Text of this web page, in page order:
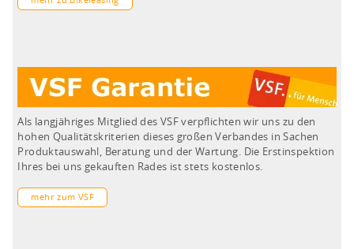
Als langjähriges Mitglied des VSF verpflichten wir uns zu den
hohen Qualitätskriterien dieses großen Verbandes in Sachen
Produktauswahl, Beratung und der Wartung. Die Erstinspektion
Ihres bei uns gekauften Rades ist stets kostenlos.
mehr zum VSF